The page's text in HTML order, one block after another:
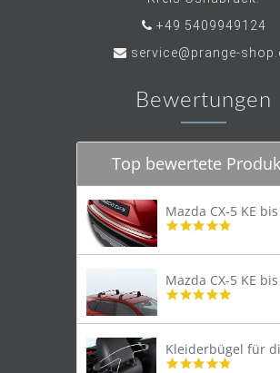
+49 5409949124
service@prange-
Bewertungen
Top bewertete
4.8
rating
4.9
rating
4.9